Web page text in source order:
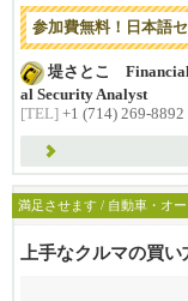
参加費無料！日本語
堤さとこ Financial
al Security Analyst
[TEL] +1 (714) 269-8892
満足させます / 自動車・オー
上手なクルマの買い